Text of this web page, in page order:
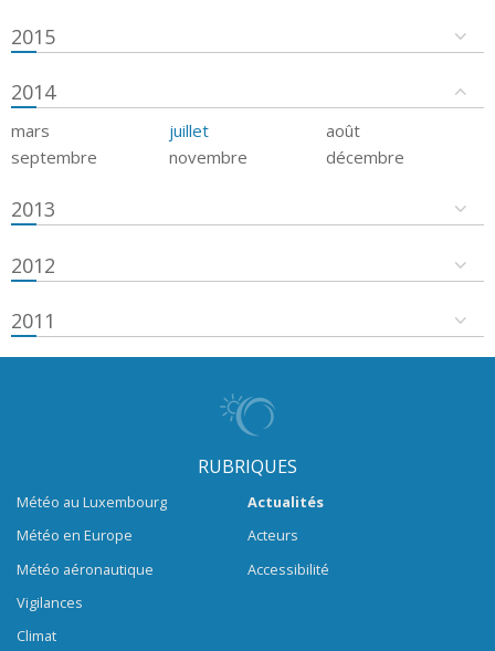
2015
2014
mars juillet
août
septembre
novembre décembre
2013
2012
2011
RUBRIQUES
Météo au Luxembourg
Météo en Europe
Météo aéronautique
Vigilances
Climat
Actualités
Acteurs
Accessibilité